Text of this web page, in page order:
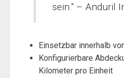
sein.“ – Anduril
Einsetzbar innerhalb
Konfigurierbare
Kilometer pro Einheit